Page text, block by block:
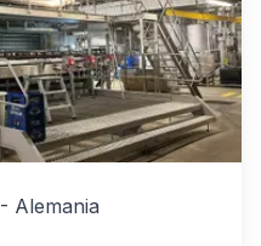
- Alemania